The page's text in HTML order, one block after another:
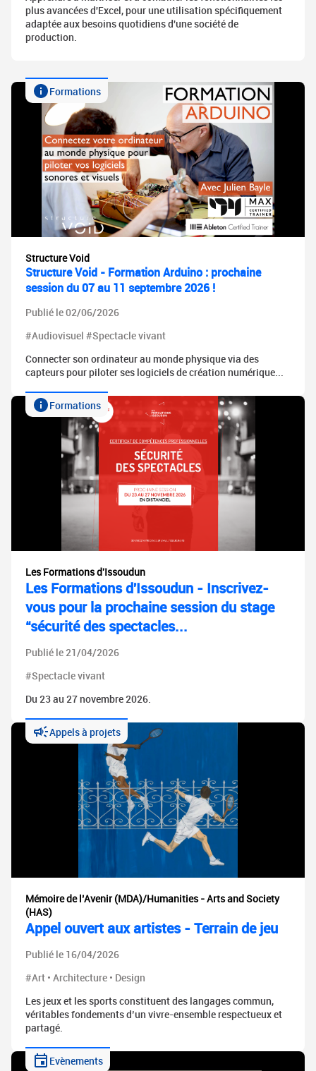
plus avancées d'Excel, pour une utilisation spécifiquement
adaptée aux besoins quotidiens d'une société de
production.
Formations
Structure Void
Structure Void - Formation Arduino : prochaine
session du 07 au 11 septembre 2026 !
Publié le 02/06/2026
#Audiovisuel #Spectacle vivant
Connecter son ordinateur au monde physique via des
capteurs pour piloter ses logiciels de création numérique...
Formations
Les Formations d'Issoudun
Les Formations d'Issoudun - Inscrivez-
vous pour la prochaine session du stage
“sécurité des spectacles...
Publié le 21/04/2026
#Spectacle vivant
Du 23 au 27 novembre 2026.
Appels à projets
Mémoire de l’Avenir (MDA)/Humanities - Arts and Society
(HAS)
Appel ouvert aux artistes - Terrain de jeu
Publié le 16/04/2026
#Art • Architecture • Design
Les jeux et les sports constituent des langages commun,
véritables fondements d’un vivre-ensemble respectueux et
partagé.
Evènements